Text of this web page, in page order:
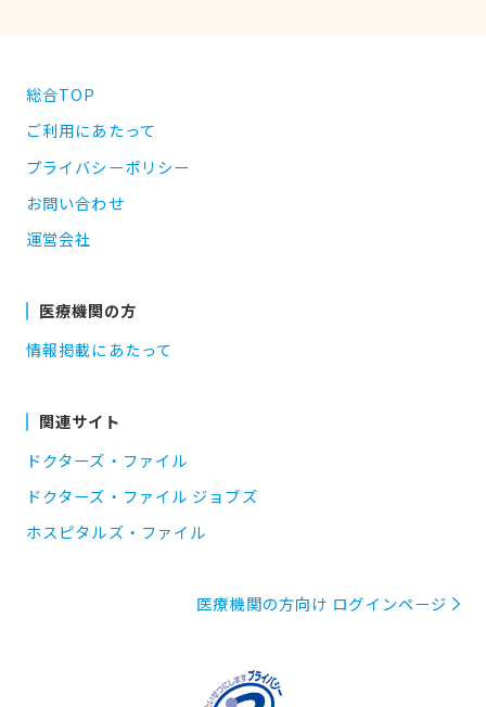
総合TOP
ご利用にあたって
プライバシーポリシー
お問い合わせ
運営会社
医療機関の方
情報掲載にあたって
関連サイト
ドクターズ・ファイル
ドクターズ・ファイル ジョブズ
ホスピタルズ・ファイル
医療機関の方向け ログインページ